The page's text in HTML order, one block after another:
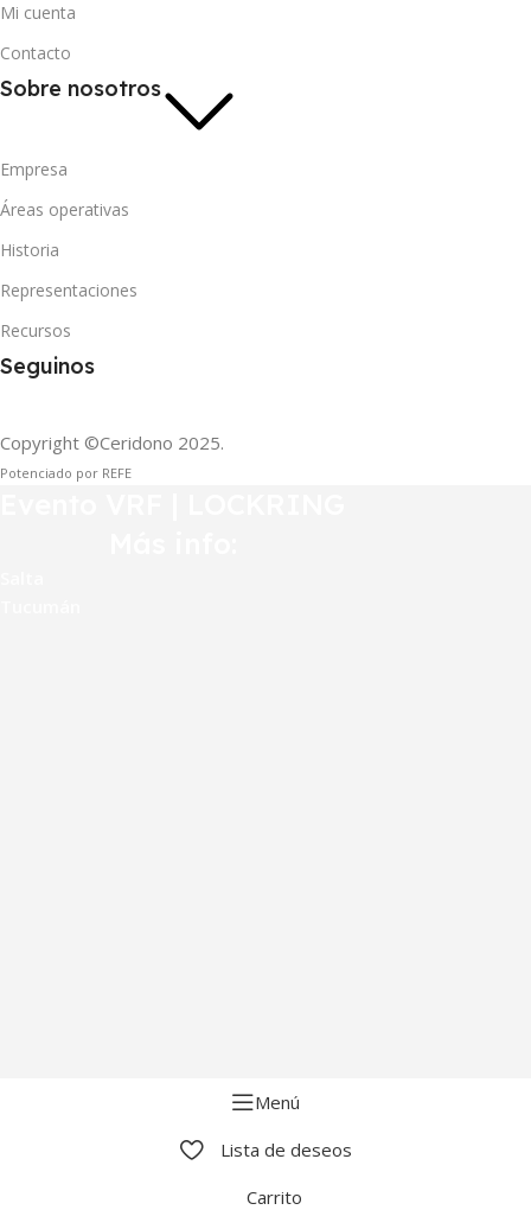
Mi cuenta
Contacto
Sobre nosotros
Empresa
Áreas operativas
Historia
Representaciones
Recursos
Seguinos
Copyright ©Ceridono 2025.
Potenciado por REFE
Menú
Lista de deseos
Carrito